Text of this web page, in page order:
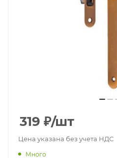
319 ₽/шт
Цена указана без учета НДС
Много